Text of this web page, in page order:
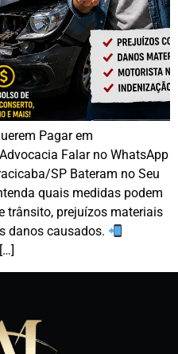
Pagar em
Falar no WhatsApp
SP Bateram no Seu
quais medidas podem
trânsito, prejuízos materiais
danos causados.